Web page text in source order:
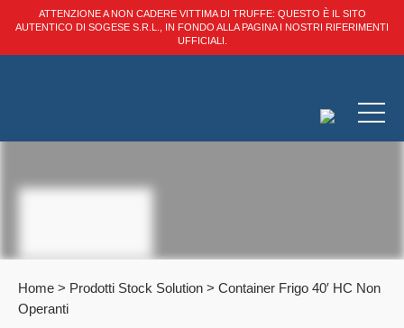
ATTENZIONE A NON CADERE VITTIMA DI TRUFFE: QUESTO È IL SITO
AUTENTICO DI SOGESE S.R.L., IN FONDO ALLA PAGINA I NOSTRI RIFERIMENTI
UFFICIALI.
Home > Prodotti Stock Solution > Container Frigo 40′ HC Non
Operanti